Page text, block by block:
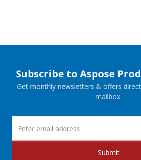
Subscribe to Aspose
Get monthly newsletters & offers
mailbox.
Submit